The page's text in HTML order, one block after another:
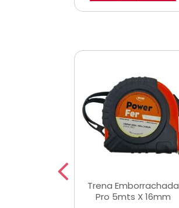
Trena Emborrachada
Pro 5mts X 16mm